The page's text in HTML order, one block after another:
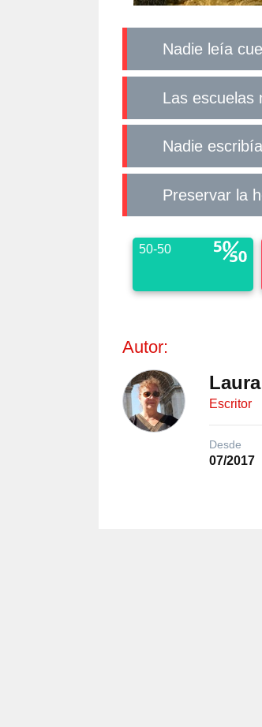
Nadie leía
Las
Nadie
Preservar la
50-50
Autor:
Escritor
Desde
07/2017